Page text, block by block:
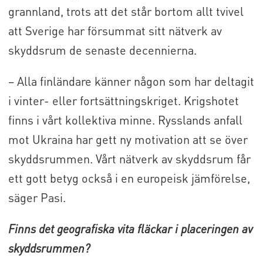
grannland, trots att det står bortom allt tvivel
att Sverige har försummat sitt nätverk av
skyddsrum de senaste decennierna.
– Alla finländare känner någon som har deltagit
i vinter- eller fortsättningskriget. Krigshotet
finns i vårt kollektiva minne. Rysslands anfall
mot Ukraina har gett ny motivation att se över
skyddsrummen. Vårt nätverk av skyddsrum får
ett gott betyg också i en europeisk jämförelse,
säger Pasi.
Finns det geografiska vita fläckar i placeringen av
skyddsrummen?